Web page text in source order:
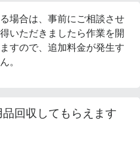
場合は、事前にご相談させ
いただきましたら作業を開
すので、追加料金が発生す
。
回収してもらえます